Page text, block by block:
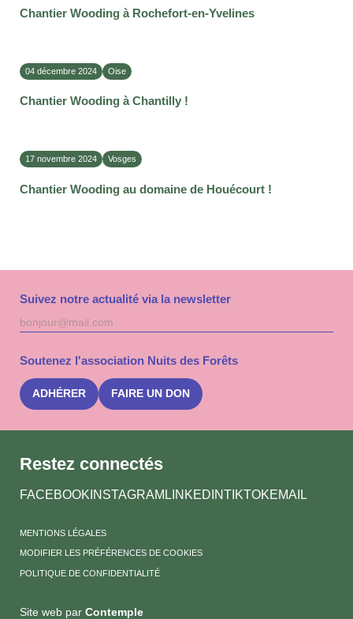
Chantier Wooding à Rochefort-en-Yvelines
04 décembre 2024 Oise
Chantier Wooding à Chantilly !
17 novembre 2024 Vosges
Chantier Wooding au domaine de Houécourt !
Suivez notre actualité via la newsletter
Adresse
mail
à
Soutenez l'association Nuits des Forêts
ADHÉRER FAIRE UN DON
Restez connectés
FACEBOOK INSTAGRAM LINKEDINTIKTOKEMAIL
MENTIONS LÉGALES
MODIFIER LES PRÉFÉRENCES DE COOKIES
POLITIQUE DE CONFIDENTIALITÉ
Site web par Contemple